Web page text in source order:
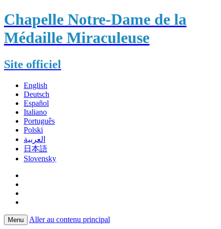
Chapelle Notre-Dame de la
Médaille Miraculeuse
Site officiel
English
Deutsch
Español
Italiano
Português
Polski
العربية
日本語
Slovensky
Menu Aller au contenu principal